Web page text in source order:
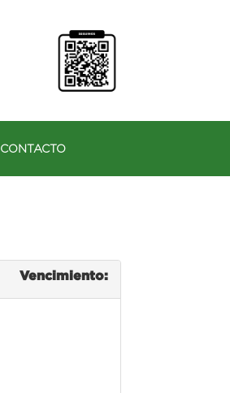
CONTACTO
Vencimiento: